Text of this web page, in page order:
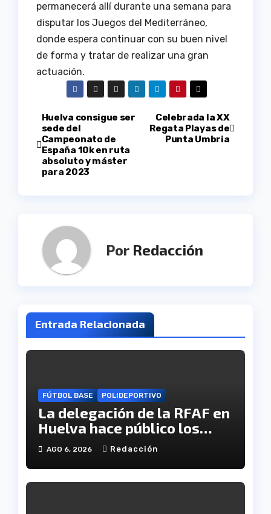
permanecerá allí durante una semana para
disputar los Juegos del Mediterráneo,
donde espera continuar con su buen nivel
de forma y tratar de realizar una gran
actuación.
Navegación
de
entradas
Celebrada la XX
Regata Playas de
Punta Umbria
Huelva consigue ser
sede del
Campeonato de
España 10k en ruta
absoluto y máster
para 2023
Por Redacción
Entrada Relacionada
FÚTBOL BASE POLIDEPORTIVO
La delegación de la RFAF en
Huelva hace público los
calendarios de la categoría
juvenil
AGO 6, 2026 Redacción